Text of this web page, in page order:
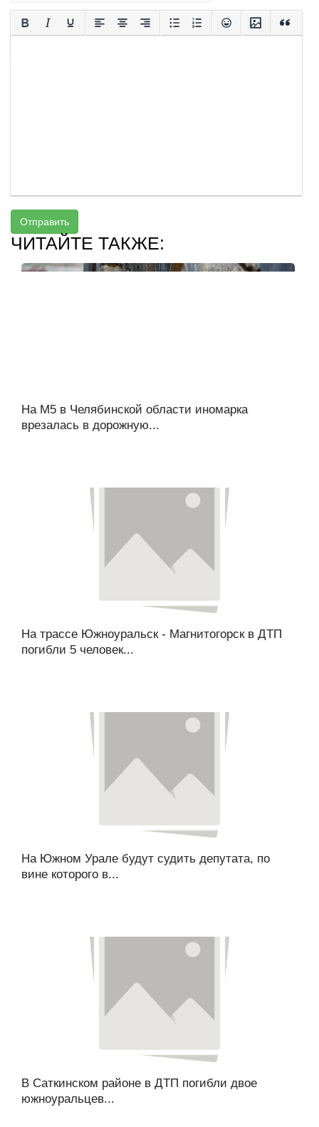
Отправить
ЧИТАЙТЕ ТАКЖЕ:
На М5 в Челябинской области иномарка
врезалась в дорожную...
На трассе Южноуральск - Магнитогорск в ДТП
погибли 5 человек...
На Южном Урале будут судить депутата, по
вине которого в...
В Саткинском районе в ДТП погибли двое
южноуральцев...